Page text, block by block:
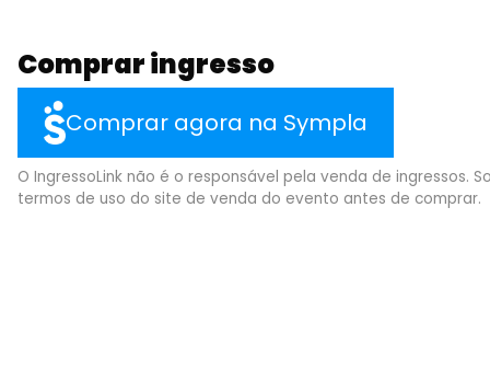
Comprar ingresso
Comprar agora na Sympla
O IngressoLink não é o responsável pela venda de
termos de uso do site de venda do evento antes de comprar.